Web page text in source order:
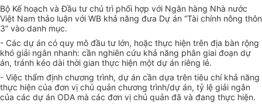
Bộ Kế hoạch và Đầu tư chủ trì phối hợp với Ngân hàng Nhà nước
Việt Nam thảo luận với WB khả năng đưa Dự án “Tài chính nông thôn
3” vào danh mục.
- Các dự án có quy mô đầu tư lớn, hoặc thực hiện trên địa bàn rộng
khó giải ngân nhanh: cần nghiên cứu khả năng phân giai đoạn dự
án, tránh kéo dài thời gian thực hiện một dự án riêng lẻ.
- Việc thẩm định chương trình, dự án cần dựa trên tiêu chí khả năng
thực hiện của đơn vị chủ quản chương trình/dự án, tỷ lệ giải ngân
của các dự án ODA mà các đơn vị chủ quản đã và đang thực hiện.